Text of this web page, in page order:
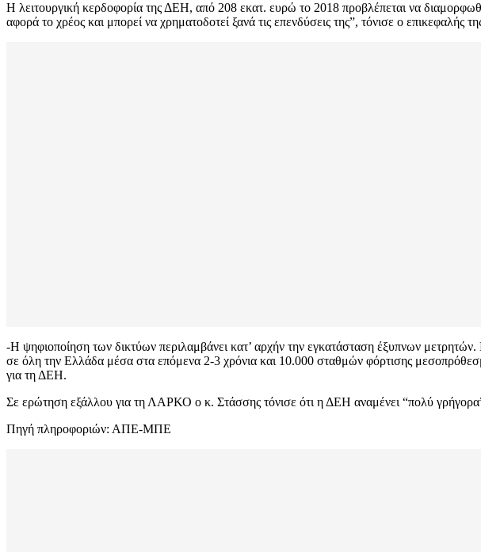
Η λειτουργική κερδοφορία της ΔΕΗ, από 208 εκατ. ευρώ το 2018 προβλέπεται να
αφορά το χρέος και μπορεί να χρηματοδοτεί ξανά τις επενδύσεις της”, τόνισε ο
-Η ψηφιοποίηση των δικτύων περιλαμβάνει κατ’ αρχήν την εγκατάσταση έξυπνων
σε όλη την Ελλάδα μέσα στα επόμενα 2-3 χρόνια και 10.000 σταθμών φόρτισης
για τη ΔΕΗ.
Σε ερώτηση εξάλλου για τη ΛΑΡΚΟ ο κ. Στάσσης τόνισε ότι η ΔΕΗ αναμένει “πολύ
Πηγή πληροφοριών: ΑΠΕ-ΜΠΕ